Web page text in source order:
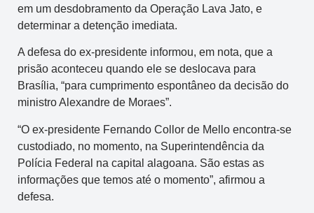
em um desdobramento da Operação Lava Jato, e
determinar a detenção imediata.
A defesa do ex-presidente informou, em nota, que a
prisão aconteceu quando ele se deslocava para
Brasília, “para cumprimento espontâneo da decisão do
ministro Alexandre de Moraes”.
“O ex-presidente Fernando Collor de Mello encontra-se
custodiado, no momento, na Superintendência da
Polícia Federal na capital alagoana. São estas as
informações que temos até o momento”, afirmou a
defesa.